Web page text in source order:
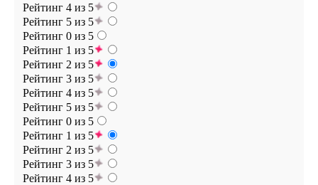
Рейтинг 4 из 5
Рейтинг 5 из 5
Рейтинг 0 из 5
Рейтинг 1 из 5
Рейтинг 2 из 5
Рейтинг 3 из 5
Рейтинг 4 из 5
Рейтинг 5 из 5
Рейтинг 0 из 5
Рейтинг 1 из 5
Рейтинг 2 из 5
Рейтинг 3 из 5
Рейтинг 4 из 5